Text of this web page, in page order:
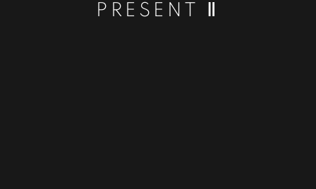
PRESENT Ⅱ